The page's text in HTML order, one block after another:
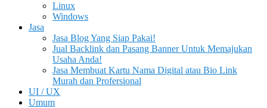
Linux
Windows
Jasa
Jasa Blog Yang Siap Pakai!
Jual Backlink dan Pasang Banner Untuk Memajukan
Usaha Anda!
Jasa Membuat Kartu Nama Digital atau Bio Link
Murah dan Profersional
UI / UX
Umum